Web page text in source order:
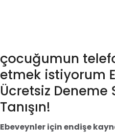
çocuğumun
etmek istiyorum
Ücretsiz Deneme
Tanışın!
Ebeveynler için endişe